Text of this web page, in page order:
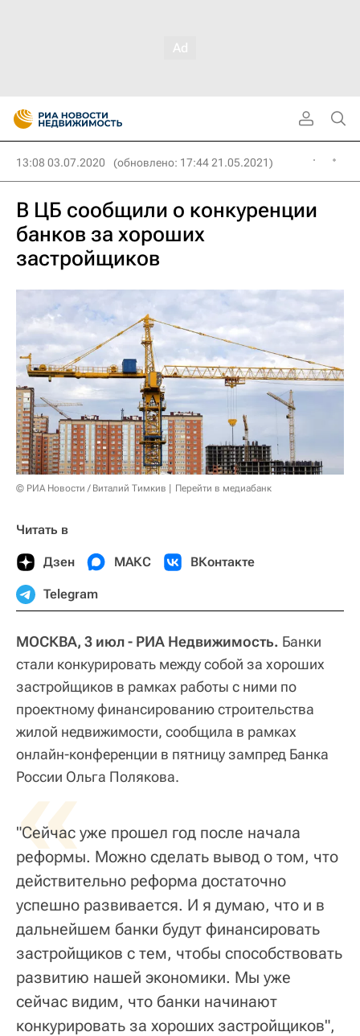
13:08 03.07.2020 (обновлено: 17:44 21.05.2021)
В ЦБ сообщили о конкуренции
банков за хороших
застройщиков
© РИА Новости / Виталий Тимкив Перейти в медиабанк
Читать в
Дзен МАКС ВКонтакте
Telegram
МОСКВА, 3 июл - РИА Недвижимость. Банки
стали конкурировать между собой за хороших
застройщиков в рамках работы с ними по
проектному финансированию строительства
жилой недвижимости, сообщила в рамках
онлайн-конференции в пятницу зампред Банка
России Ольга Полякова.
«
"Сейчас уже прошел год после начала
реформы. Можно сделать вывод о том, что
действительно реформа достаточно
успешно развивается. И я думаю, что и в
дальнейшем банки будут финансировать
застройщиков с тем, чтобы способствовать
развитию нашей экономики. Мы уже
сейчас видим, что банки начинают
конкурировать за хороших застройщиков",